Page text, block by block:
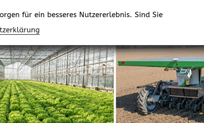
für ein besseres Nutzererlebnis. Sind Sie